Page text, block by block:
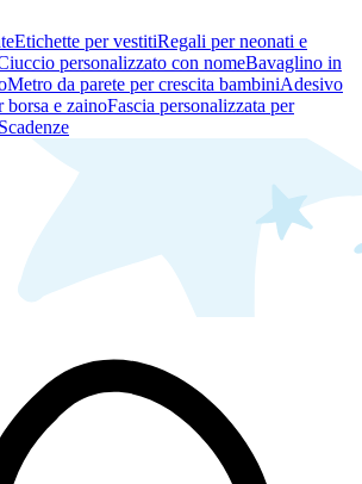
Etichette per vestitiRegali per neonati e
personalizzato con nomeBavaglino in
Metro da parete per crescita bambiniAdesivo
borsa e zainoFascia personalizzata per